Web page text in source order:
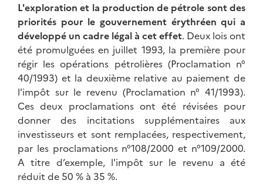
L'exploration et la production de pétrole sont des
priorités pour le gouvernement érythréen qui a
développé un cadre légal à cet effet. Deux lois ont
été promulguées en juillet 1993, la première pour
régir les opérations pétrolières (Proclamation n°
40/1993) et la deuxième relative au paiement de
l'impôt sur le revenu (Proclamation n° 41/1993).
Ces deux proclamations ont été révisées pour
donner des incitations supplémentaires aux
investisseurs et sont remplacées, respectivement,
par les proclamations n°108/2000 et n°109/2000.
A titre d’exemple, l'impôt sur le revenu a été
réduit de 50 % à 35 %.